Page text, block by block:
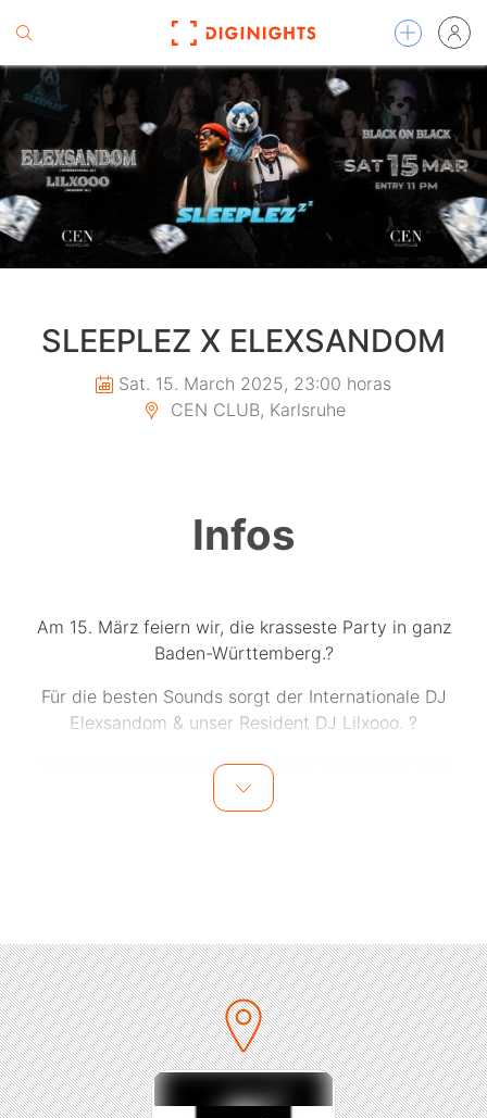
SLEEPLEZ X ELEXSANDOM
Sat. 15. March 2025, 23:00 horas
CEN CLUB, Karlsruhe
Infos
Am 15. März feiern wir, die krasseste Party in ganz
Baden-Württemberg.?
Für die besten Sounds sorgt der Internationale DJ
Elexsandom & unser Resident DJ Lilxooo. ?
Wir haben viele Specials für euch Vorbereitet und
freuen uns diesen Abend mit euch gemeinsam zu
feiern. ?